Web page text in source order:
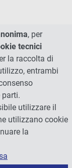
, per
tecnici
la raccolta di
entrambi
utilizzare il
utilizzano cookie
la